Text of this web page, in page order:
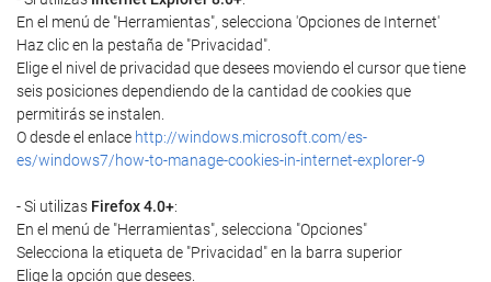
En el menú de "Herramientas", selecciona 'Opciones de Internet'
Haz clic en la pestaña de "Privacidad".
Elige el nivel de privacidad que desees moviendo el cursor que tiene
seis posiciones dependiendo de la cantidad de cookies que
permitirás se instalen.
O desde el enlace http://windows.microsoft.com/es-
es/windows7/how-to-manage-cookies-in-internet-explorer-9
- Si utilizas Firefox 4.0+:
En el menú de "Herramientas", selecciona "Opciones"
Selecciona la etiqueta de "Privacidad" en la barra superior
Elige la opción que desees.